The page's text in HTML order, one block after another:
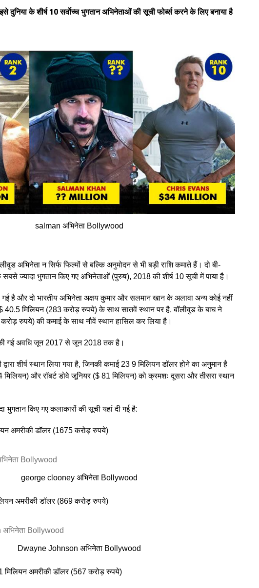
दुनिया के शीर्ष 10 सर्वोच्च भुगतान अभिनेताओं की सूची फोर्ब्स करने के लिए बनाया है
salman अभिनेता Bollywood
अभिनेता न सिर्फ फिल्मों से बल्कि अनुमोदन से भी बड़ी राशि कमाते हैं। दो बी-
सबसे ज्यादा भुगतान किए गए अभिनेताओं (पुरुष), 2018 की शीर्ष 10 सूची में पाया है।
गई है और दो भारतीय अभिनेता अक्षय कुमार और सलमान खान के अलावा अन्य कोई नहीं
40.5 मिलियन (283 करोड़ रुपये) के साथ सातवें स्थान पर है, बॉलीवुड के बाघ ने
रुपये) की कमाई के साथ नौवें स्थान हासिल कर लिया है।
की गई अवधि जून 2017 से जून 2018 तक है।
शीर्ष स्थान लिया गया है, जिनकी कमाई 23 9 मिलियन डॉलर होने का अनुमान है
और रॉबर्ट डोवे जूनियर ($ 81 मिलियन) को क्रमशः दूसरा और तीसरा स्थान
भुगतान किए गए कलाकारों की सूची यहां दी गई है:
अमरीकी डॉलर (1675 करोड़ रुपये)
george clooney अभिनेता Bollywood
अमरीकी डॉलर (869 करोड़ रुपये)
Dwayne Johnson अभिनेता Bollywood
मिलियन अमरीकी डॉलर (567 करोड़ रुपये)